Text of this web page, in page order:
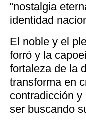
“nostalgia
identidad
El noble y el
forró y la
fortaleza de la
transforma en
contradicción
ser buscando